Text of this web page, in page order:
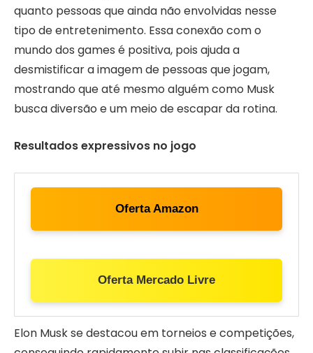
quanto pessoas que ainda não envolvidas nesse
tipo de entretenimento. Essa conexão com o
mundo dos games é positiva, pois ajuda a
desmistificar a imagem de pessoas que jogam,
mostrando que até mesmo alguém como Musk
busca diversão e um meio de escapar da rotina.
Resultados expressivos no jogo
Oferta Amazon
Oferta Mercado Livre
Elon Musk se destacou em torneios e competições,